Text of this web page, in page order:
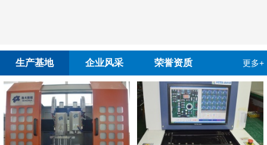
生产基地 企业风采 荣誉资质 更多+